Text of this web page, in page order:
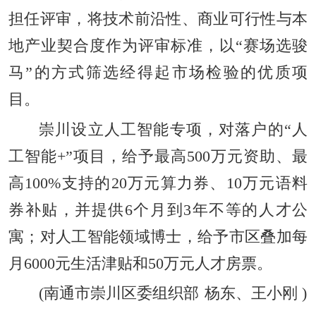
担任评审，将技术前沿性、商业可行性与本
地产业契合度作为评审标准，以“赛场选骏
马”的方式筛选经得起市场检验的优质项
目。
崇川设立人工智能专项，对落户的“人
工智能+”项目，给予最高500万元资助、最
高100%支持的20万元算力券、10万元语料
券补贴，并提供6个月到3年不等的人才公
寓；对人工智能领域博士，给予市区叠加每
月6000元生活津贴和50万元人才房票。
(南通市崇川区委组织部 杨东、王小刚 )